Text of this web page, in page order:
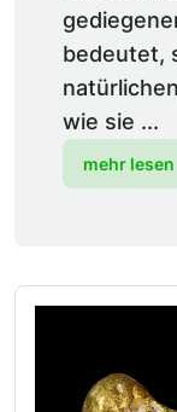
bedeutet,
wie sie ...
mehr lesen